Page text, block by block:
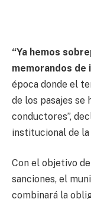
“Ya hemos
memorandos de
época donde el
de los pasajes se
conductores”,
institucional de la
Con el objetivo
sanciones, el
combinará la